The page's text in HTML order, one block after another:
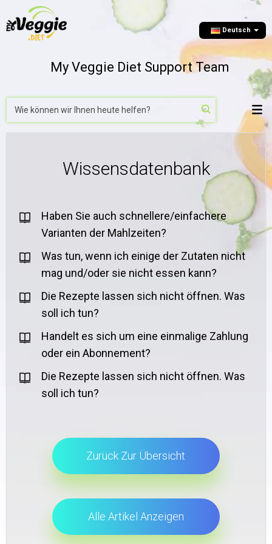
Deutsch
My Veggie Diet Support Team
Wissensdatenbank
Haben Sie auch schnellere/einfachere
Varianten der Mahlzeiten?
Was tun, wenn ich einige der Zutaten nicht
mag und/oder sie nicht essen kann?
Die Rezepte lassen sich nicht öffnen. Was
soll ich tun?
Handelt es sich um eine einmalige Zahlung
oder ein Abonnement?
Die Rezepte lassen sich nicht öffnen. Was
soll ich tun?
Zurück Zur Übersicht
Alle Artikel Anzeigen